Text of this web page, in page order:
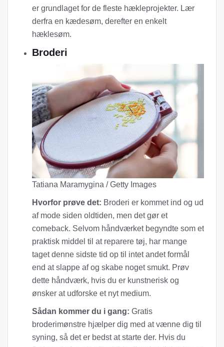
er grundlaget for de fleste hækleprojekter. Lær
derfra en kædesøm, derefter en enkelt
hæklesøm.
Broderi
Tatiana Maramygina / Getty Images
Hvorfor prøve det: Broderi er kommet ind og ud
af mode siden oldtiden, men det gør et
comeback. Selvom håndværket begyndte som et
praktisk middel til at reparere tøj, har mange
taget denne sidste tid op til intet andet formål
end at slappe af og skabe noget smukt. Prøv
dette håndværk, hvis du er kunstnerisk og
ønsker at udforske et nyt medium.
Sådan kommer du i gang: Gratis
broderimønstre hjælper dig med at vænne dig til
syning, så det er bedst at starte der. Hvis du